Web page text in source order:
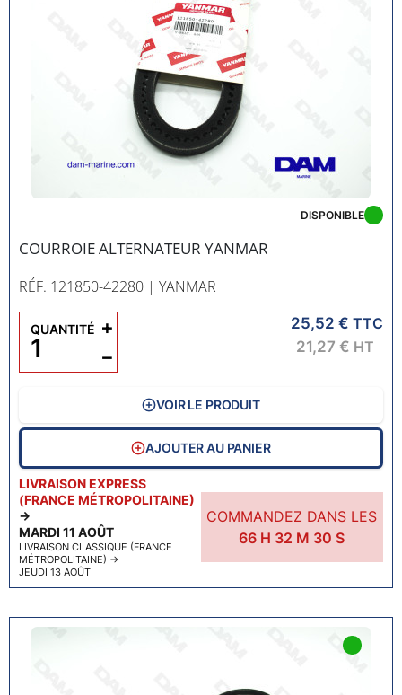
COURROIE ALTERNATEUR YANMAR
RÉF. 121850-42280 | YANMAR
LIVRAISON EXPRESS
(FRANCE MÉTROPOLITAINE)
→
MARDI 11 AOÛT
LIVRAISON CLASSIQUE (FRANCE
MÉTROPOLITAINE) →
JEUDI 13 AOÛT
COMMANDEZ DANS LES
66 H 32 M 29 S
DISPONIBLE
25,52 € TTC
21,27 € HT
QUANTITÉ
−
+
VOIR LE PRODUIT
AJOUTER AU PANIER